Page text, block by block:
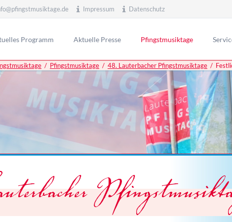
Impressum Datenschutz
Programm Aktuelle Presse Pfingstmusiktage
52. Lauterbacher
51. Lauterbacher
50. Lauterbacher
49. Lauterbacher
48. Lauterbacher
Konzerte
47. Lauterbacher
46. Lauterbacher
45. Lauterbacher
Pfingstmusiktage 48. Lauterbacher Pfingstmusiktage